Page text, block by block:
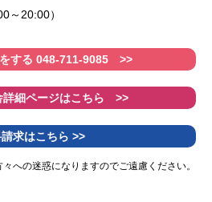
～20:00）
する 048-711-9085 >>
詳細ページはこちら >>
求はこちら >>
への迷惑になりますのでご遠慮ください。